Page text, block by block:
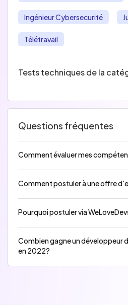
Ingénieur Cybersecurité
Télétravail
Tests techniques de la
Questions fréquentes
Comment évaluer mes
Comment postuler à une offre
Pourquoi postuler via
Combien gagne un développeur
en 2022?